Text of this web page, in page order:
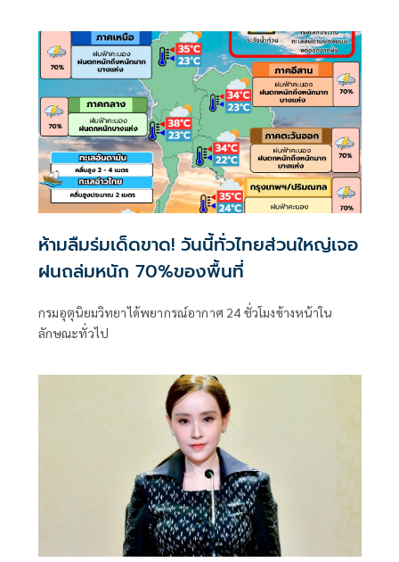
ห้ามลืมร่มเด็ดขาด! วันนี้ทั่วไทยส่วนใหญ่เจอ
ฝนถล่มหนัก 70%ของพื้นที่
กรมอุตุนิยมวิทยาได้พยากรณ์อากาศ 24 ชั่วโมงข้างหน้าใน
ลักษณะทั่วไป